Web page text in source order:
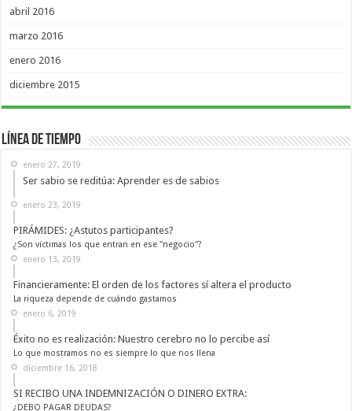
abril 2016
marzo 2016
enero 2016
diciembre 2015
Línea de Tiempo
enero 27, 2019
Ser sabio se reditúa: Aprender es de sabios
enero 23, 2019
PIRÁMIDES: ¿Astutos participantes?
¿Son víctimas los que entran en ese "negocio"?
enero 13, 2019
Financieramente: El orden de los factores sí altera el producto
La riqueza depende de cuándo gastamos
enero 6, 2019
Éxito no es realización: Nuestro cerebro no lo percibe así
Lo que mostramos no es siempre lo que nos llena
diciembre 16, 2018
SI RECIBO UNA INDEMNIZACIÓN O DINERO EXTRA:
¿DEBO PAGAR DEUDAS?